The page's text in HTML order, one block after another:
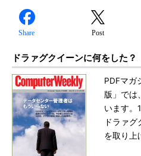
Share Post
ドラァグクイーンに何をした？
PDFマガ
版」では
います。
ドラァ
を取り上